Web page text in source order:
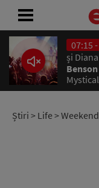
07:15
și Diana
Știri > Life>
ACASĂ
ȘTIRI
RADIO